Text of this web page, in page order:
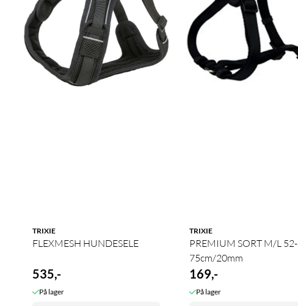
TRIXIE
FLEXMESH HUNDESELE
535,-
På lager
TRIXIE
PREMIUM SORT M/L 52-
75cm/20mm
169,-
På lager